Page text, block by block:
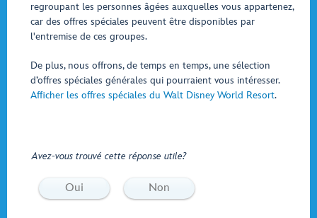
regroupant les personnes âgées auxquelles vous appartenez,
car des offres spéciales peuvent être disponibles par
l'entremise de ces groupes.
De plus, nous offrons, de temps en temps, une sélection
d’offres spéciales générales qui pourraient vous intéresser.
Afficher les offres spéciales du Walt Disney World Resort.
Avez-vous trouvé cette réponse utile?
Oui Non